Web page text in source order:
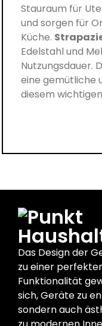
Stauraum für
und sorgen für
Küche.
Edelstahl und
Nutzungsdauer.
eine gemütliche
diesem
Das Design der
zu einer
Funktionalität
sich, Geräte zu
sondern auch